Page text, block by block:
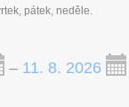
pátek, neděle.
– 11. 8. 2026